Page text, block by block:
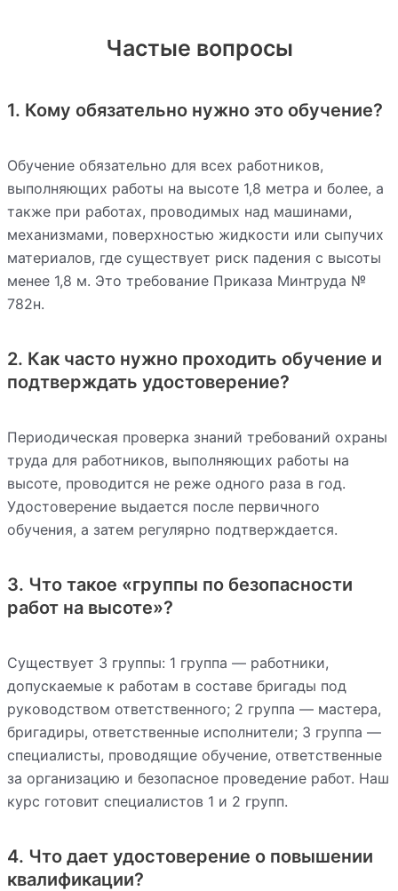
Частые вопросы
1. Кому обязательно нужно это обучение?
Обучение обязательно для всех работников,
выполняющих работы на высоте 1,8 метра и более, а
также при работах, проводимых над машинами,
механизмами, поверхностью жидкости или сыпучих
материалов, где существует риск падения с высоты
менее 1,8 м. Это требование Приказа Минтруда №
782н.
2. Как часто нужно проходить обучение и
подтверждать удостоверение?
Периодическая проверка знаний требований охраны
труда для работников, выполняющих работы на
высоте, проводится не реже одного раза в год.
Удостоверение выдается после первичного
обучения, а затем регулярно подтверждается.
3. Что такое «группы по безопасности
работ на высоте»?
Существует 3 группы: 1 группа — работники,
допускаемые к работам в составе бригады под
руководством ответственного; 2 группа — мастера,
бригадиры, ответственные исполнители; 3 группа —
специалисты, проводящие обучение, ответственные
за организацию и безопасное проведение работ. Наш
курс готовит специалистов 1 и 2 групп.
4. Что дает удостоверение о повышении
квалификации?